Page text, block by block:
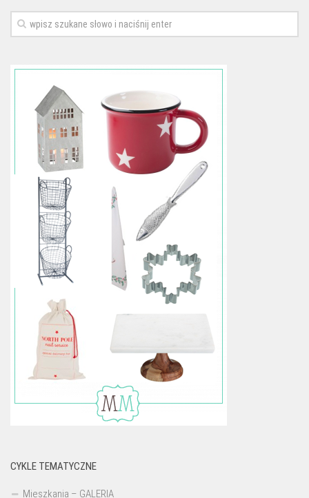
CYKLE TEMATYCZNE
Mieszkania – GALERIA